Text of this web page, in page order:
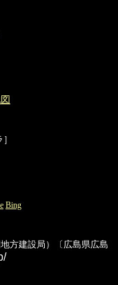
Bing
地方建設局）〔広島県広島